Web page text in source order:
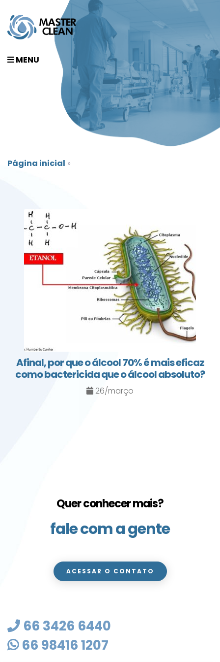
MENU
Página inicial »
Afinal, por que o álcool 70% é mais eficaz
como bactericida que o álcool absoluto?
26/março
Quer conhecer mais?
fale com a gente
ACESSAR O CONTATO
66 3426 6440
66 98416 1207